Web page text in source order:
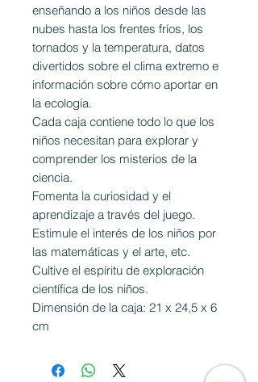
enseñando a los niños desde las
nubes hasta los frentes fríos, los
tornados y la temperatura, datos
divertidos sobre el clima extremo e
información sobre cómo aportar en
la ecología.
Cada caja contiene todo lo que los
niños necesitan para explorar y
comprender los misterios de la
ciencia.
Fomenta la curiosidad y el
aprendizaje a través del juego.
Estimule el interés de los niños por
las matemáticas y el arte, etc.
Cultive el espíritu de exploración
científica de los niños.
Dimensión de la caja: 21 x 24,5 x 6
cm